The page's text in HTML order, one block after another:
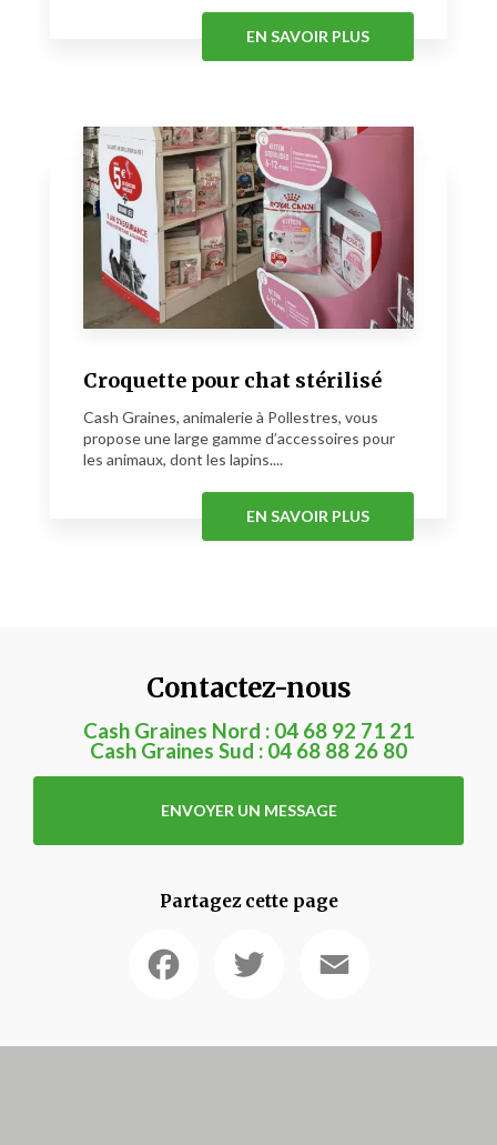
EN SAVOIR PLUS
Croquette pour chat stérilisé
Cash Graines, animalerie à Pollestres, vous
propose une large gamme d’accessoires pour
les animaux, dont les lapins....
EN SAVOIR PLUS
Contactez-nous
Cash Graines Nord : 04 68 92 71 21
Cash Graines Sud : 04 68 88 26 80
ENVOYER UN MESSAGE
Partagez cette page